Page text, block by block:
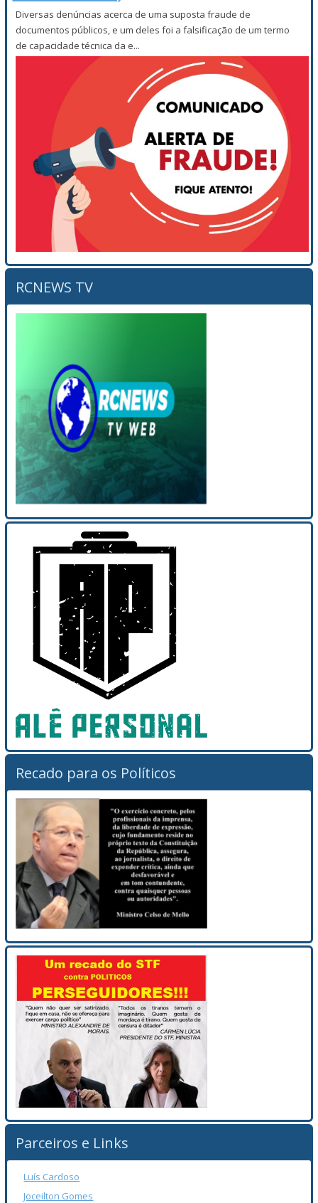
Diversas denúncias acerca de uma suposta fraude de
documentos públicos, e um deles foi a falsificação de um termo
de capacidade técnica da e...
RCNEWS TV
Recado para os Políticos
Parceiros e Links
Luís Cardoso
Joceilton Gomes